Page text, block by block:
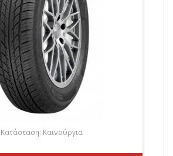
Κατάσταση: Καινούργια